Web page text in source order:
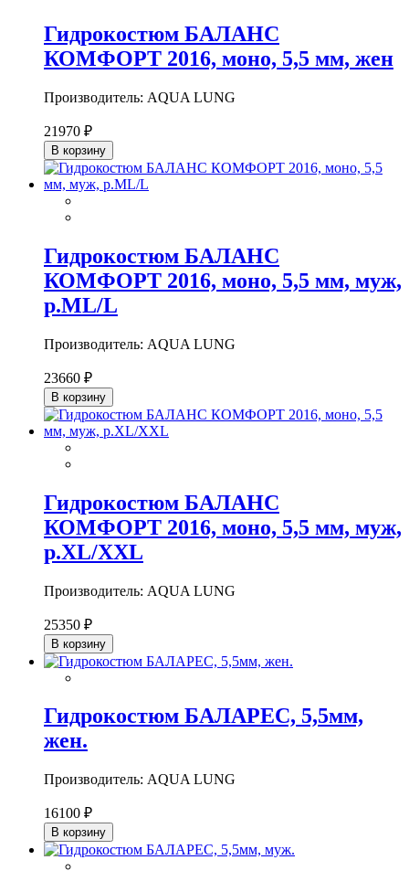
Гидрокостюм БАЛАНС
КОМФОРТ 2016, моно, 5,5 мм, жен
Производитель: AQUA LUNG
21970 ₽
В корзину
Гидрокостюм БАЛАНС
КОМФОРТ 2016, моно, 5,5 мм, муж,
р.ML/L
Производитель: AQUA LUNG
23660 ₽
В корзину
Гидрокостюм БАЛАНС
КОМФОРТ 2016, моно, 5,5 мм, муж,
р.XL/XXL
Производитель: AQUA LUNG
25350 ₽
В корзину
Гидрокостюм БАЛАРЕС, 5,5мм,
жен.
Производитель: AQUA LUNG
16100 ₽
В корзину